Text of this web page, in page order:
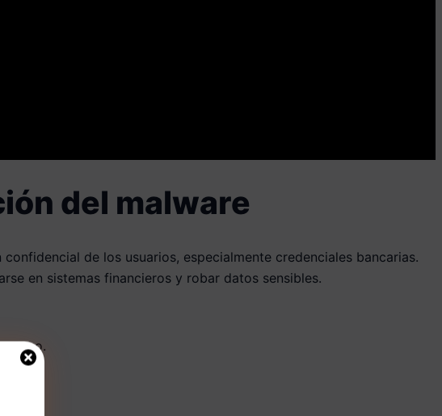
del malware
de los usuarios, especialmente credenciales bancarias.
en sistemas financieros y robar datos sensibles.
pago.